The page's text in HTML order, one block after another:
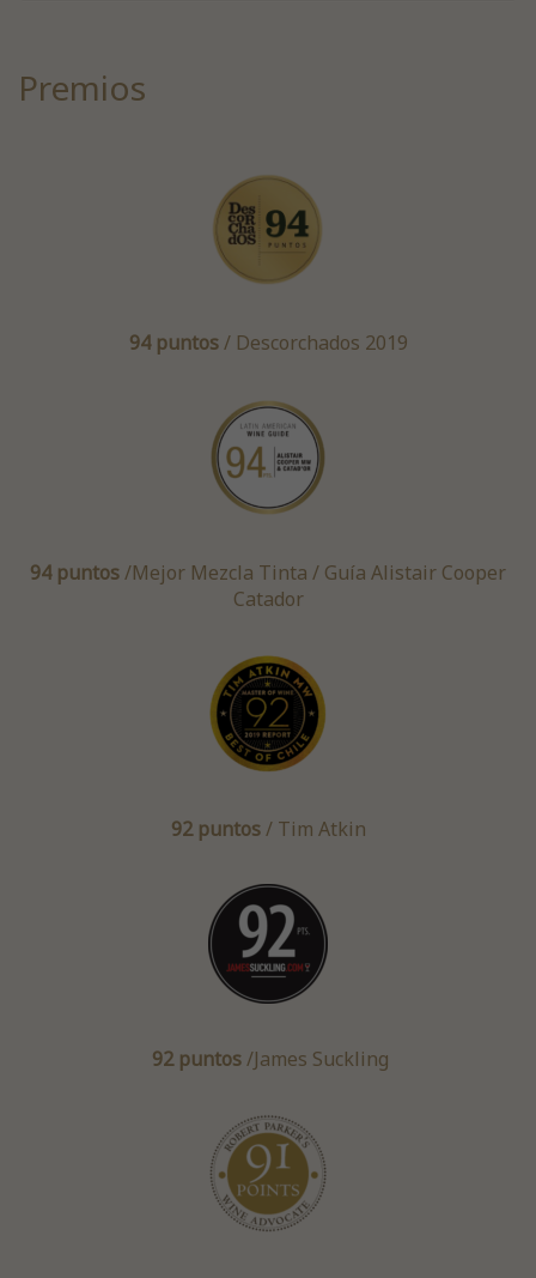
Premios
94 puntos/ Descorchados 2019
94 puntos/Mejor Mezcla Tinta / Guía Alistair Cooper
Catador
92 puntos/ Tim Atkin
92 puntos/James Suckling